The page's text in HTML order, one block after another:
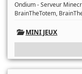
Ondium - Serveur
BrainTheTotem,
MINI JEUX